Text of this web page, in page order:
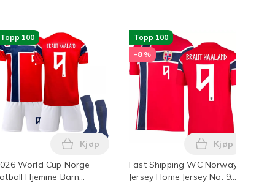
klut for alle bilriper i handlekurven
Offisielt FIFA World Cup klistremerkealbum - 50 stk
i titan, 2-pakning skjærebrett i rustfritt stål,
Topp 100
World Cup Norge
Hjemme Barn
Legg 2026 World Cup Norge Fotball
Kjøp
Topp 100
-8 %
Fast Shipping WC Norway
Jersey Home Jersey No. 9
Legg Fast
Kjøp